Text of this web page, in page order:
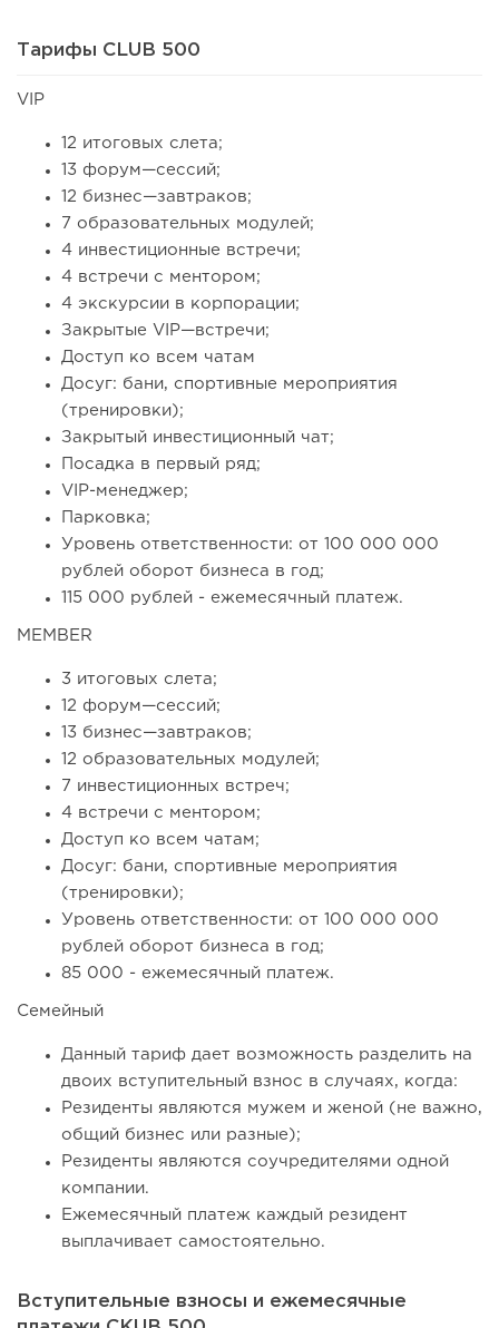
Тарифы CLUB 500
VIP
12 итоговых слета;
13 форум—сессий;
12 бизнес—завтраков;
7 образовательных модулей;
4 инвестиционные встречи;
4 встречи с ментором;
4 экскурсии в корпорации;
Закрытые VIP—встречи;
Доступ ко всем чатам
Досуг: бани, спортивные мероприятия
(тренировки);
Закрытый инвестиционный чат;
Посадка в первый ряд;
VIP-менеджер;
Парковка;
Уровень ответственности: от 100 000 000
рублей оборот бизнеса в год;
115 000 рублей - ежемесячный платеж.
MEMBER
3 итоговых слета;
12 форум—сессий;
13 бизнес—завтраков;
12 образовательных модулей;
7 инвестиционных встреч;
4 встречи с ментором;
Доступ ко всем чатам;
Досуг: бани, спортивные мероприятия
(тренировки);
Уровень ответственности: от 100 000 000
рублей оборот бизнеса в год;
85 000 - ежемесячный платеж.
Семейный
Данный тариф дает возможность разделить на
двоих вступительный взнос в случаях, когда:
Резиденты являются мужем и женой (не важно,
общий бизнес или разные);
Резиденты являются соучредителями одной
компании.
Ежемесячный платеж каждый резидент
выплачивает самостоятельно.
Вступительные взносы и ежемесячные